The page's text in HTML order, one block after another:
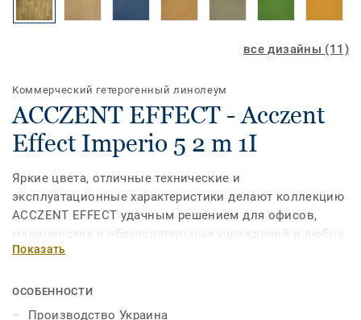
все дизайны (11)
Коммерческий гетерогенный линолеум
ACCZENT EFFECT - Acczent
Effect Imperio 5 2 m 1I
Яркие цвета, отличные технические и
эксплуатационные характеристики делают коллекцию
ACCZENT EFFECT удачным решением для офисов,
медицинских и образовательных учреждений и любых
помещений с большой нагрузкой, где необходимо
Показать
ОСОБЕННОСТИ
Производство Украина